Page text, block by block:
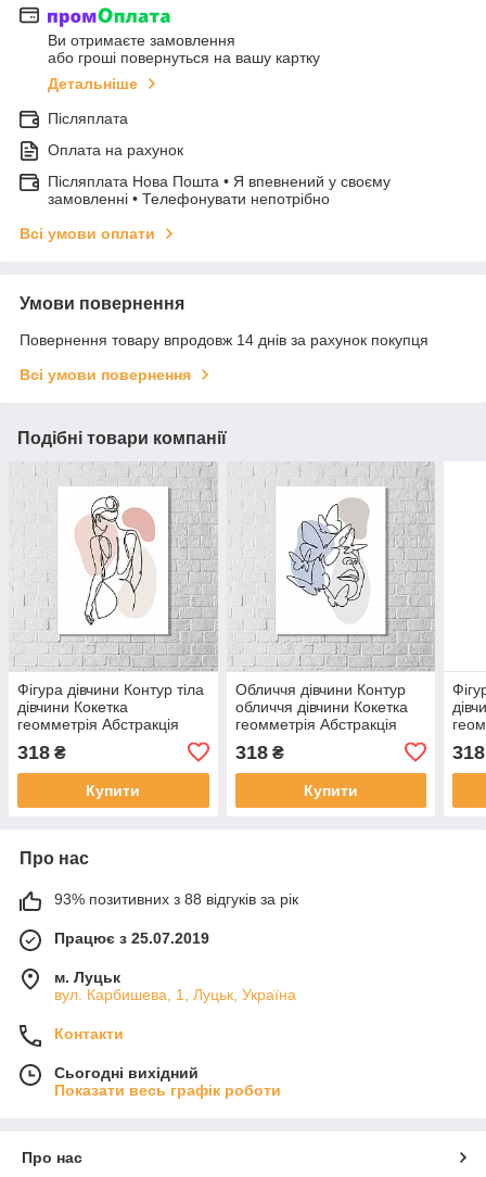
Ви отримаєте замовлення
або гроші повернуться на вашу картку
Детальніше
Післяплата
Оплата на рахунок
Післяплата Нова Пошта • Я впевнений у своєму
замовленні • Телефонувати непотрібно
Всі умови оплати
Умови повернення
Повернення товару впродовж 14 днів за рахунок покупця
Всі умови повернення
Подібні товари компанії
Фігура дівчини Контур тіла
дівчини Кокетка
геомметрія Абстракція
Просто дівчина Мінімалізм
318 ₴
Купити
Обличчя дівчини Контур
обличчя дівчини Кокетка
геомметрія Абстракція
Просто дівчина Мінімалізм
318₴
Купити
318
Про нас
93% позитивних з 88 відгуків за рік
Працює з 25.07.2019
м. Луцьк
вул. Карбишева, 1, Луцьк, Україна
Контакти
Сьогодні вихідний
Показати весь графік роботи
Про нас